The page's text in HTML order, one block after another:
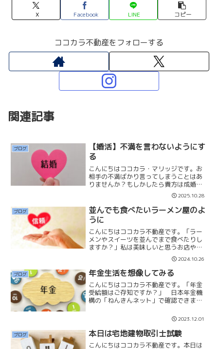
X Facebook LINE コピー
ココカラ不動産をフォローする
関連記事
ブログ
【婚活】不満を言わないようにす
る
こんにちはココカラ・マリッジです。お
相手の不満ばかり言ってしまうことはあ
りませんか？もしかしたら貴方は成婚で
きないかもしれません。そもそも違う環
境で育ってきた異性が考えていることが
同じであったり、同じ常識や価値観のは
ずがありません。その些細...
2025.10.28
ブログ
並んでも食べたいラーメン屋のよ
うに
こんにちはココカラ不動産です。「ラー
メンやスイーツを並んでまで食べたりし
ますか？」私は美味しいと思うお店や人
気のお店は並んででも食べたいと思って
います。並んでいる時の今か今かと待っ
ているワクワク感も味わないながら楽し
んでいます。「並んでまで...
2024.10.26
ブログ 年金生活を想像してみる
こんにちはココカラ不動産です。「年金
受給額はご存知ですか？」 日本年金機
構の「ねんきんネット」で確認できま
記録の確認☑将来の年金見込額の確認な
どができます。年収400万円の方が、40
年間保険料を納付した場...
2023.12.01
ブログ 本日は宅地建物取引士試験
こんにちはココカラ不動産です。本日は